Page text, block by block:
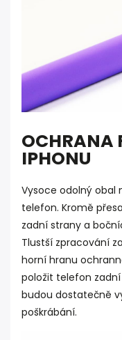
OCHRANA
IPHONU
Vysoce odolný obal
telefon. Kromě
zadní strany a
Tlustší zpracování
horní hranu
položit telefon
budou dostatečně
poškrábání.